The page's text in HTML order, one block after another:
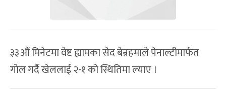
३३औं मिनेटमा वेष्ट ह्यामका सेद बेन्रहमाले पेनाल्टीमार्फत
गोल गर्दै खेललाई २-१ को स्थितिमा ल्याए ।